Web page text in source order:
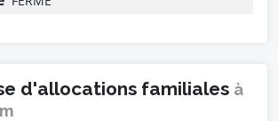
d'allocations familiales à